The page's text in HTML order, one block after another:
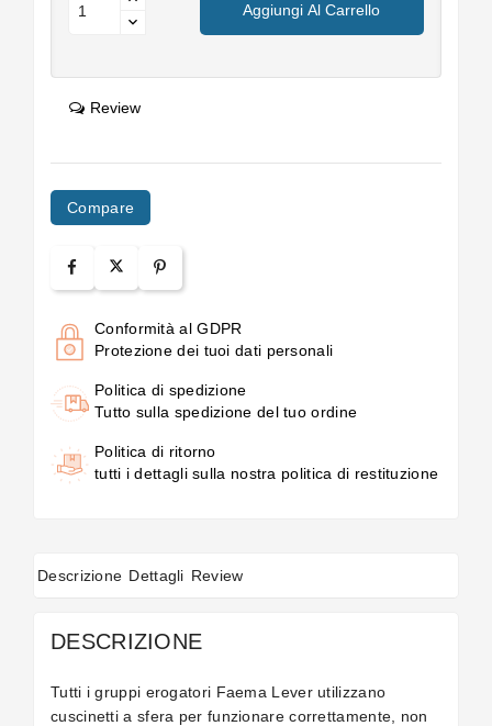
Aggiungi Al Carrello
Review
Compare
Conformità al GDPR
Protezione dei tuoi dati personali
Politica di spedizione
Tutto sulla spedizione del tuo ordine
Politica di ritorno
tutti i dettagli sulla nostra politica di restituzione
Descrizione Dettagli Review
DESCRIZIONE
Tutti i gruppi erogatori Faema Lever utilizzano
cuscinetti a sfera per funzionare correttamente, non